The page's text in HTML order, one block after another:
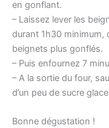
en gonflant.
– Laissez lever les
durant 1h30 minimum,
beignets plus gonflés.
– Puis enfournez 7
– A la sortie du four,
d’un peu de sucre
Bonne dégustation !